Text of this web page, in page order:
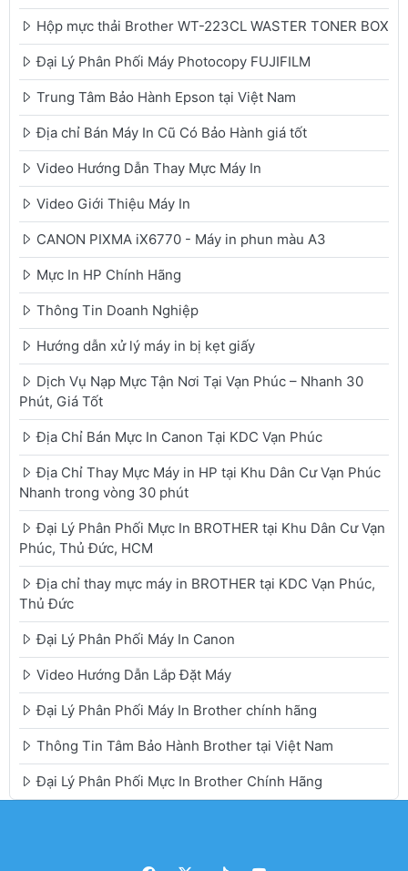
Hộp mực thải Brother WT-223CL WASTER TONER BOX
Đại Lý Phân Phối Máy Photocopy FUJIFILM
Trung Tâm Bảo Hành Epson tại Việt Nam
Địa chỉ Bán Máy In Cũ Có Bảo Hành giá tốt
Video Hướng Dẫn Thay Mực Máy In
Video Giới Thiệu Máy In
CANON PIXMA iX6770 - Máy in phun màu A3
Mực In HP Chính Hãng
Thông Tin Doanh Nghiệp
Hướng dẫn xử lý máy in bị kẹt giấy
Dịch Vụ Nạp Mực Tận Nơi Tại Vạn Phúc – Nhanh 30
Phút, Giá Tốt
Địa Chỉ Bán Mực In Canon Tại KDC Vạn Phúc
Địa Chỉ Thay Mực Máy in HP tại Khu Dân Cư Vạn Phúc
Nhanh trong vòng 30 phút
Đại Lý Phân Phối Mực In BROTHER tại Khu Dân Cư Vạn
Phúc, Thủ Đức, HCM
Địa chỉ thay mực máy in BROTHER tại KDC Vạn Phúc,
Thủ Đức
Đại Lý Phân Phối Máy In Canon
Video Hướng Dẫn Lắp Đặt Máy
Đại Lý Phân Phối Máy In Brother chính hãng
Thông Tin Tâm Bảo Hành Brother tại Việt Nam
Đại Lý Phân Phối Mực In Brother Chính Hãng